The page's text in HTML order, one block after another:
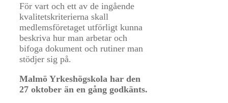
För vart och ett av de ingående
kvalitetskriterierna skall
medlemsföretaget utförligt kunna
beskriva hur man arbetar och
bifoga dokument och rutiner man
stödjer sig på.
Malmö Yrkeshögskola har den
27 oktober än en gång godkänts.